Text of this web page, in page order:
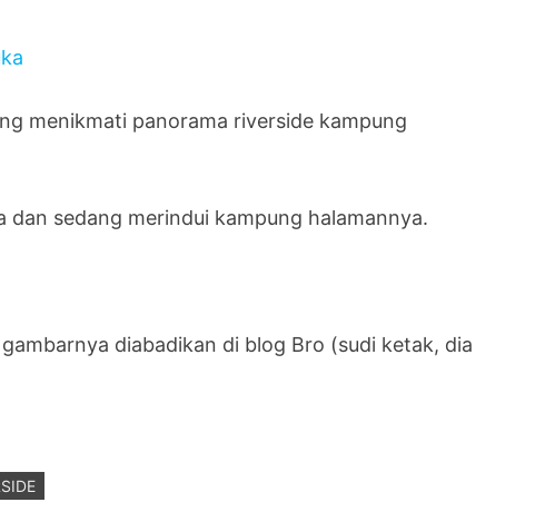
menikmati panorama riverside kampung
dan sedang merindui kampung halamannya.
diabadikan di blog Bro (sudi ketak, dia